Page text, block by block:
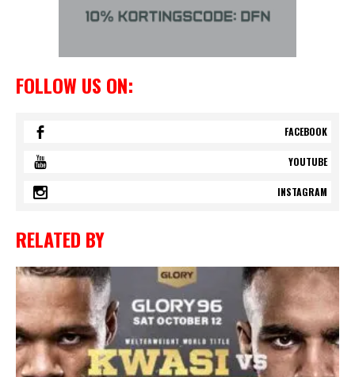
FOLLOW US ON:
FACEBOOK
YOUTUBE
INSTAGRAM
RELATED BY